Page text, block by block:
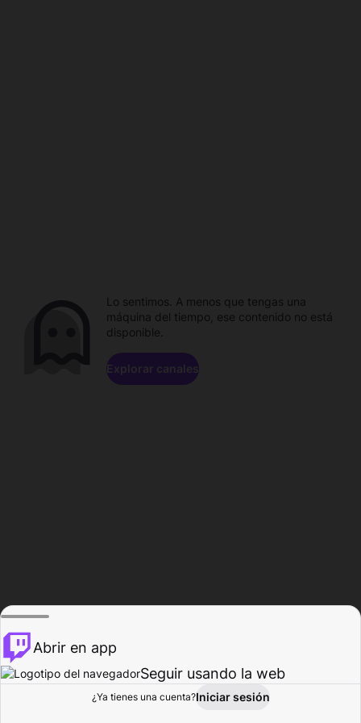
Explorar Actividad
Lo sentimos. A menos que tengas una
máquina del tiempo, ese contenido no está
disponible.
Explorar canales
Abrir en app
Seguir usando la web
¿Ya tienes una cuenta?Iniciar sesión